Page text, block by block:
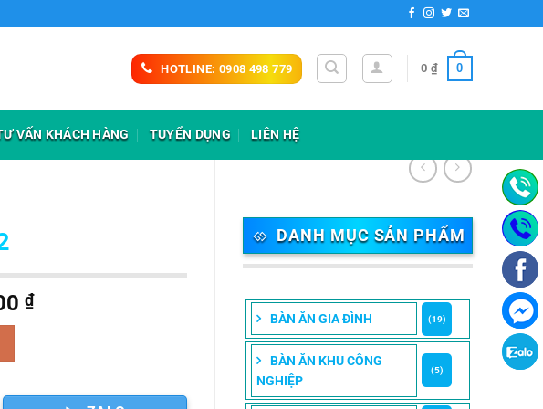
HOTLINE: 0908 498 779 0 ₫ 0
VẤN KHÁCH HÀNG TUYỂN DỤNG LIÊN HỆ
DANH MỤC SẢN PHẨM
BÀN ĂN GIA ĐÌNH (19)
BÀN ĂN KHU CÔNG
NGHIỆP
(5)
₫.
₫Giá
2,850,000 ₫.